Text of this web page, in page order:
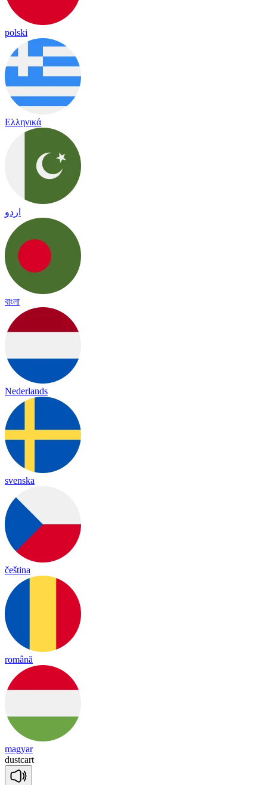
polski
Ελληνικά
اردو
বাংলা
Nederlands
svenska
čeština
română
magyar
dustcart